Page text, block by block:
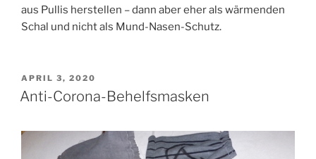
aus Pullis herstellen – dann aber eher als wärmenden
Schal und nicht als Mund-Nasen-Schutz.
VERÖFFENTLICHT
AM
APRIL 3, 2020
Anti-Corona-Behelfsmasken